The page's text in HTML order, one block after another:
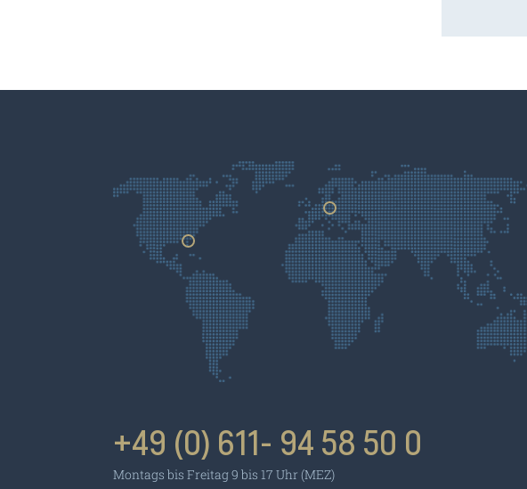
Germany
Usa
+49 (0) 611- 94 58 50 0
Montags bis Freitag 9 bis 17 Uhr (MEZ)